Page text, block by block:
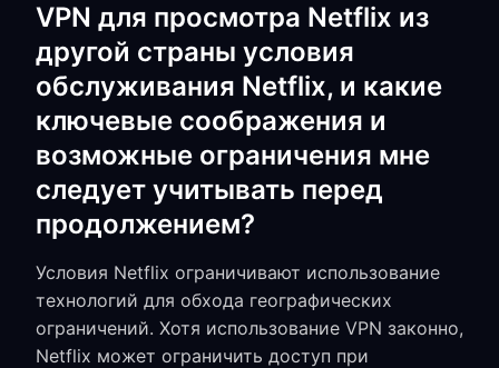
VPN для просмотра Netflix из
другой страны условия
обслуживания Netflix, и какие
ключевые соображения и
возможные ограничения мне
следует учитывать перед
продолжением?
Условия Netflix ограничивают использование
технологий для обхода географических
ограничений. Хотя использование VPN законно,
Netflix может ограничить доступ при